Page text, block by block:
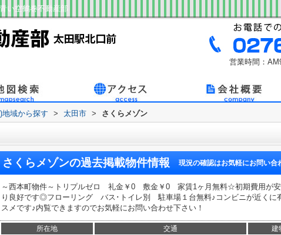
い空鶴巻不動産部
営業時間：
地域から探す > 太田市 > さくらメゾン
さくらメゾンの過去掲載物件情報 現況の確認はお気軽にお問い合
～西本町物件～トリプルゼロ 礼金￥0 敷金￥0 家賃1ヶ月無料☆初期費用が安
り良好です◎フローリング バス･トイレ別 駐車場１台無料♪コンビニが近くに
スメです♪内覧できますのでお気軽にお問い合わせ下さい！
所在地 交通 建